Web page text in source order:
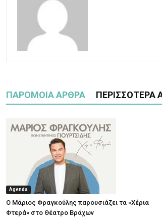
ΠΑΡΟΜΟΙΑ ΑΡΘΡΑ ΠΕΡΙΣΣΟΤΕΡΑ
Agenda
Ο Μάριος Φραγκούλης παρουσιάζει τα «Χέρια
Φτερά» στο Θέατρο Βράχων